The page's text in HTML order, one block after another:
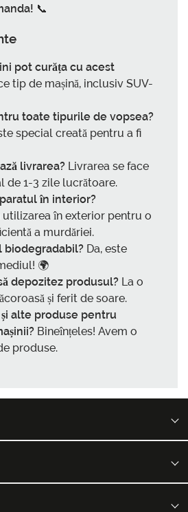
📞
pot curăța cu acest
tip de mașină, inclusiv SUV-
toate tipurile de vopsea?
special creată pentru a fi
livrarea? Livrarea se face
de 1-3 zile lucrătoare.
în interior?
utilizarea în exterior pentru o
a murdăriei.
biodegradabil? Da, este
🌍
depozitez produsul? La o
și ferit de soare.
alte produse pentru
Bineînțeles! Avem o
produse.